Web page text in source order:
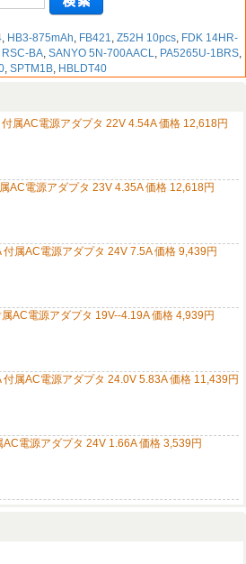
, HB3-875mAh, FB421, Z52H 10pcs, FDK 14HR-
RSC-BA, SANYO 5N-700AACL, PA5265U-1BRS,
, SPTM1B, HBLDT40
属AC電源アダプタ 22V 4.54A 価格 12,618円
AC電源アダプタ 23V 4.35A 価格 12,618円
付属AC電源アダプタ 24V 7.5A 価格 9,439円
AC電源アダプタ 19V--4.19A 価格 4,939円
付属AC電源アダプタ 24.0V 5.83A 価格 11,439円
AC電源アダプタ 24V 1.66A 価格 3,539円